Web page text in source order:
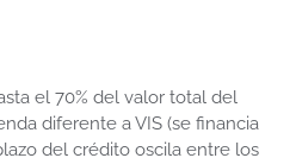
el 70% del valor total del
diferente a VIS (se financia
del crédito oscila entre los